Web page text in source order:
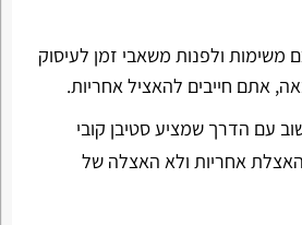
משימות ולפנות משאבי זמן לעיסוק
אתם חייבים להאציל אחריות.
עם הדרך שמציע סטיבן קובי
אחריות ולא האצלה של